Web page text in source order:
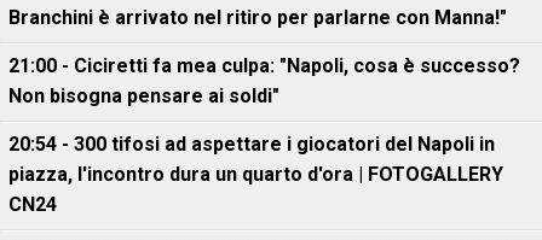
Branchini è arrivato nel ritiro per parlarne con Manna!"
21:00 - Ciciretti fa mea culpa: "Napoli, cosa è successo?
Non bisogna pensare ai soldi"
20:54 - 300 tifosi ad aspettare i giocatori del Napoli in
piazza, l'incontro dura un quarto d'ora | FOTOGALLERY
CN24